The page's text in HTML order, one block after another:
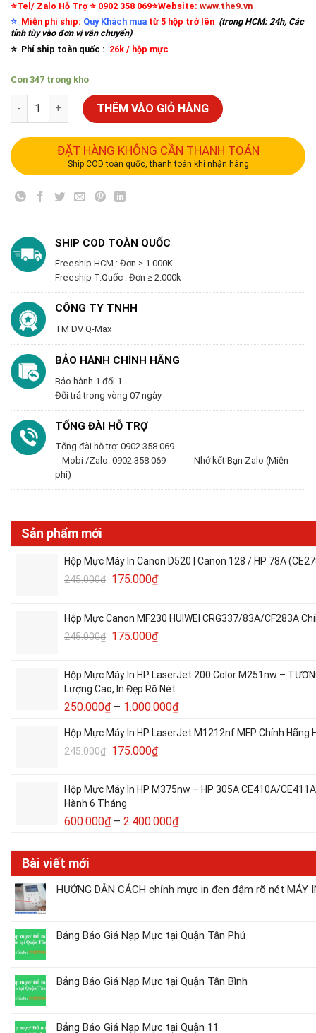
⭐️Tel/ Zalo Hỗ Trợ ⭐️ 0902 358 069⭐️Website: www.the9.vn
⭐️ Miễn phí ship: Quý Khách mua từ 5 hộp trở lên (trong HCM: 24h, Các
tỉnh tùy vào đơn vị vận chuyển)
⭐️ Phí ship toàn quốc : 26k / hộp mực
Còn 347 trong kho
THÊM VÀO GIỎ HÀNG
ĐẶT HÀNG KHÔNG CẦN THANH TOÁN
Ship COD toàn quốc, thanh toán khi nhận hàng
SHIP COD TOÀN QUỐC
Freeship HCM : Đơn ≥ 1.000K
Freeship T.Quốc : Đơn ≥ 2.000k
CÔNG TY TNHH
TM DV Q-Max
BẢO HÀNH CHÍNH HÃNG
Bảo hành 1 đổi 1
Đổi trả trong vòng 07 ngày
TỔNG ĐÀI HỖ TRỢ
Tổng đài hỗ trợ: 0902 358 069
- Mobi /Zalo: 0902 358 069 - Nhớ kết Bạn Zalo (Miễn
phí)
Sản phẩm mới
Hộp Mực Máy In Canon D520 | Canon 128 / HP 78A
245.000₫ 175.000₫
Hộp Mực Canon MF230 HUIWEI CRG337/83A/CF283A
245.000₫ 175.000₫
Hộp Mực Máy In HP LaserJet 200 Color M251nw –
Lượng Cao, In Đẹp Rõ Nét
250.000₫ – 1.000.000₫
Hộp Mực Máy In HP LaserJet M1212nf MFP Chính
245.000₫ 175.000₫
Hộp Mực Máy In HP M375nw – HP 305A CE410A/
Hành 6 Tháng
600.000₫ – 2.400.000₫
Bài viết mới
HƯỚNG DẪN CÁCH chỉnh mực in đen đậm rõ nét MÁY
Bảng Báo Giá Nạp Mực tại Quận Tân Phú
Bảng Báo Giá Nạp Mực tại Quận Tân Bình
Bảng Báo Giá Nạp Mực tại Quận 11